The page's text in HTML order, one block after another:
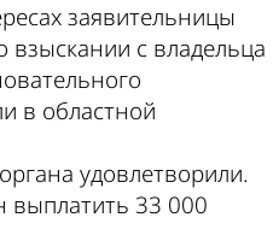
заявительницы
взыскании с владельца
в областной
удовлетворили.
выплатить 33 000